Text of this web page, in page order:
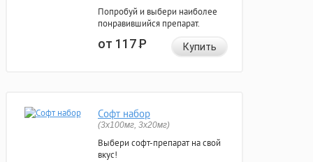
Попробуй и выбери наиболее
понравившийся препарат.
от 117Р Купить
Софт набор
(3x100мг, 3x20мг)
Выбери софт-препарат на свой
вкус!